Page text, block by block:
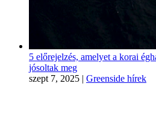
5 előrejelzés, amelyet a korai
jósoltak meg
szept 7, 2025 | Greenside hírek